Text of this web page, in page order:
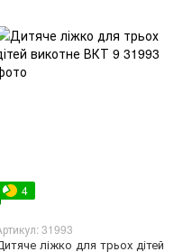
4
31993
ліжко для трьох дітей